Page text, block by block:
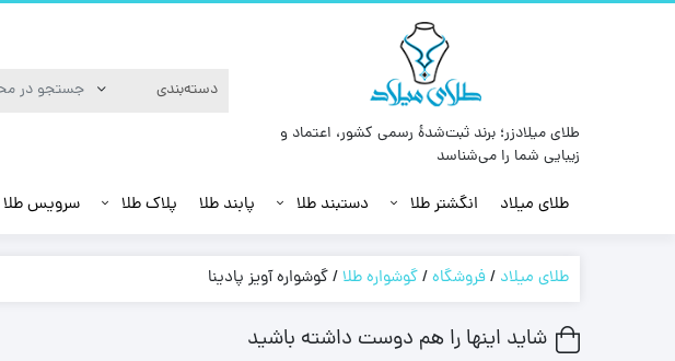
طلای میلادزر؛ برند ثبت‌شدهٔ رسمی کشور، اعتماد و
زیبایی شما را می‌شناسد
طلای میلاد انگشتر طلا دستبند طلا پابند طلا پلاک طلا سرویس طلا
طلای میلاد /فروشگاه/گوشواره طلا/گوشواره آویز پادینا
شاید اینها را هم دوست داشته باشید